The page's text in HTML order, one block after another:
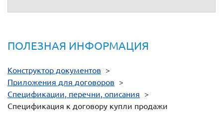
ПОЛЕЗНАЯ ИНФОРМАЦИЯ
Конструктор документов >
Приложения для договоров >
Спецификации, перечни, описания >
Спецификация к договору купли продажи